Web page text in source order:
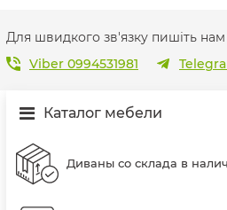
Для швидкого зв'язку пишіть
Viber 0994531981
Каталог мебели
Диваны со склада в